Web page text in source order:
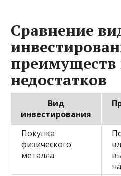
Сравнение
преимуществ
недостатков
Вид
инвестирования
Покупка
физического
металла